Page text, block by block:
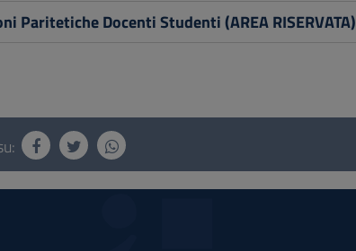
Paritetiche Docenti Studenti (AREA RISERVATA)